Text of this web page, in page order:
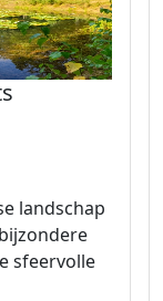
landschap
sfeervolle